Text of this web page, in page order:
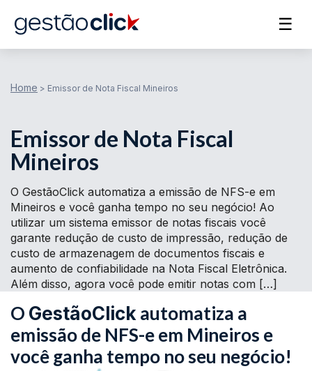
☰
Home > Emissor de Nota Fiscal Mineiros
Emissor de Nota Fiscal
Mineiros
O GestãoClick automatiza a emissão de NFS-e em
Mineiros e você ganha tempo no seu negócio! Ao
utilizar um sistema emissor de notas fiscais você
garante redução de custo de impressão, redução de
custo de armazenagem de documentos fiscais e
aumento de confiabilidade na Nota Fiscal Eletrônica.
Além disso, agora você pode emitir notas com […]
O GestãoClick automatiza a
emissão de NFS-e em Mineiros e
você ganha tempo no seu negócio!